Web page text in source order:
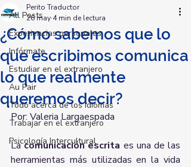
All Posts
Experiencias personales
Infórmate
Estudiar en el extranjero
Au Pair
Todo acerca de los idiomas
Trabajar en el extranjero
Psicología Intercultural
¿Cómo sabemos que lo
que escribimos comunica
lo que realmente
queremos decir?
Perito Traductor
26 may 4 min de lectura
Por: Valeria Largaespada
La comunicación escrita es una de las
herramientas más utilizadas en la vida